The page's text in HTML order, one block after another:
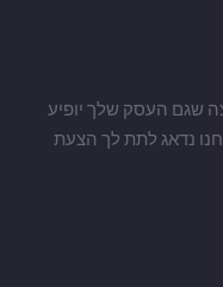
שגם העסק שלך יופיע
נדאג לתת לך הצעת